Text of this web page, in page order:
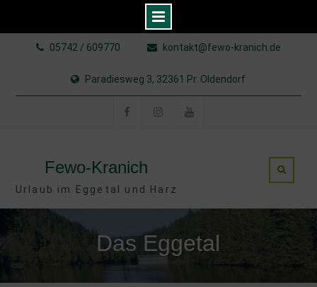
05742 / 609770 kontakt@fewo-kranich.de
Paradiesweg 3, 32361 Pr. Oldendorf
Fewo-Kranich
Urlaub im Eggetal und Harz
Das Eggetal